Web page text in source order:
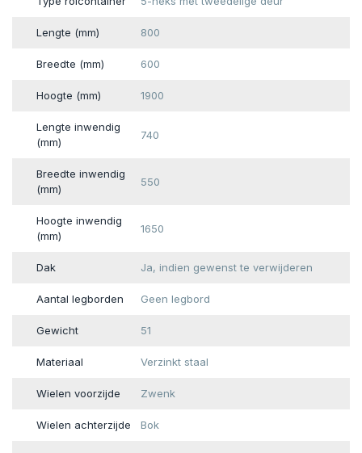
Lengte (mm) 800
Breedte (mm) 600
Hoogte (mm) 1900
Lengte inwendig
(mm)
740
Breedte inwendig
(mm)
550
Hoogte inwendig
(mm)
1650
Dak Ja, indien gewenst te verwijderen
Aantal legborden Geen legbord
Gewicht 51
Materiaal Verzinkt staal
Wielen voorzijde Zwenk
Wielen achterzijde Bok